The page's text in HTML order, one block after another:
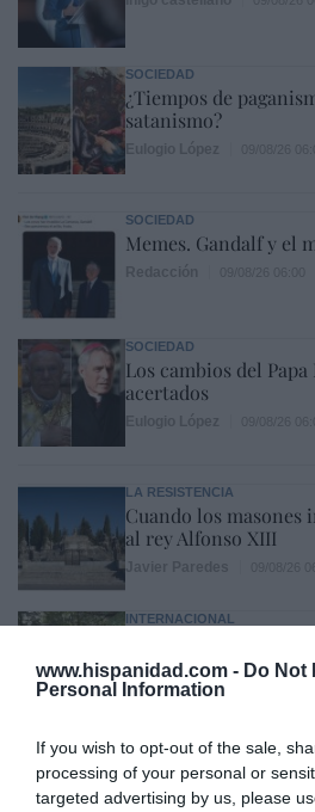
www.hispanidad.com - Do Not
Personal Information
If you wish to opt-out of the sale,
processing of your personal or
targeted advertising by us, please
SOCIEDAD
¿Tiempos de
satanismo?
SOCIEDAD
Memes. Gandalf y el
SOCIEDAD
Los cambios del
acertados
LA RESISTENCIA
Cuando los
al rey Alfonso XIII
INTERNACIONAL
icono LGTBIQ+ Pete
escena y lo hace con
Ignacio Aguirre 09/08/26